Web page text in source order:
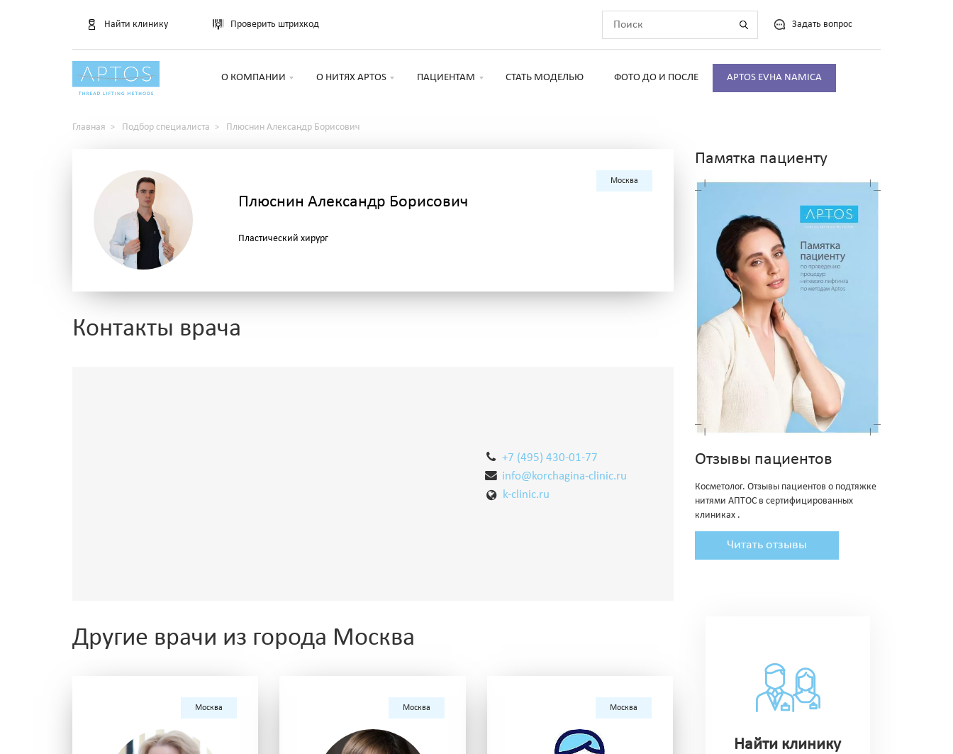
Найти клинику Проверить штрихкод Задать вопрос
О КОМПАНИИ О НИТЯХ APTOS ПАЦИЕНТАМ СТАТЬ МОДЕЛЬЮ ФОТО ДО И ПОСЛЕ APTOS EVHA NAMICA
Главная Подбор специалиста Плюснин Александр Борисович
Москва
Плюснин Александр Борисович
Пластический хирург
Контакты врача
+7 (495) 430-01-77
info@korchagina-clinic.ru
k-clinic.ru
Другие врачи из города Москва
Москва Москва Москва
Памятка пациенту
Отзывы пациентов
Косметолог. Отзывы пациентов о подтяжке
нитями АПТОС в сертифицированных
клиниках .
Читать отзывы
Найти клинику